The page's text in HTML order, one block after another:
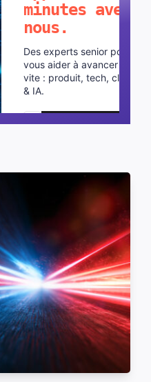
minutes avec
nous.
Des experts senior pour
vous aider à avancer plus
vite : produit, tech, cloud
& IA.
Planifier un appel